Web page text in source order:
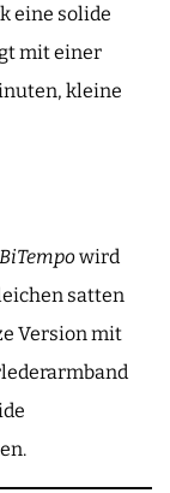
eine solide
mit einer
kleine
wird
satten
Version mit